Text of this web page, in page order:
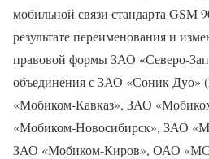
мобильной связи стандарта GSM
результате переименования и
правовой формы ЗАО «Северо-
объединения с ЗАО «Соник Дуо»
«Мобиком-Кавказ», ЗАО
«Мобиком-Новосибирск», ЗАО
ЗАО «Мобиком-Киров», ОАО